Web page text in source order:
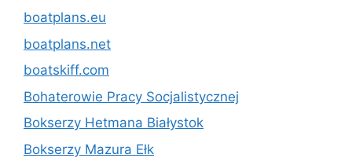
boatplans.eu
boatplans.net
boatskiff.com
Bohaterowie Pracy Socjalistycznej
Bokserzy Hetmana Białystok
Bokserzy Mazura Ełk